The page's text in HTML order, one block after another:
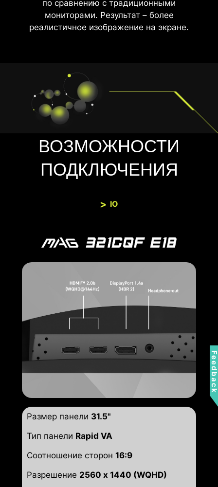
по сравнению с традиционными
мониторами. Результат – более
реалистичное изображение на экране.
ВОЗМОЖНОСТИ
ПОДКЛЮЧЕНИЯ
IO
Размер панели 31.5"
Тип панели Rapid VA
Соотношение сторон 16:9
Разрешение 2560 x 1440 (WQHD)